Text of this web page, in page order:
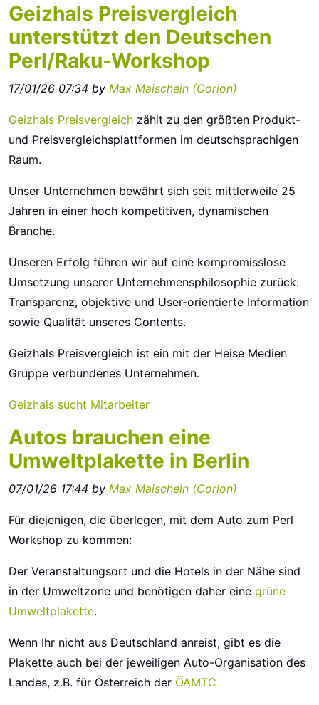
Geizhals Preisvergleich
unterstützt den Deutschen
Perl/Raku-Workshop
17/01/26 07:34 by Max Maischein (‎Corion‎)
Geizhals Preisvergleich zählt zu den größten Produkt-
und Preisvergleichsplattformen im deutschsprachigen
Raum.
Unser Unternehmen bewährt sich seit mittlerweile 25
Jahren in einer hoch kompetitiven, dynamischen
Branche.
Unseren Erfolg führen wir auf eine kompromisslose
Umsetzung unserer Unternehmensphilosophie zurück:
Transparenz, objektive und User-orientierte Information
sowie Qualität unseres Contents.
Geizhals Preisvergleich ist ein mit der Heise Medien
Gruppe verbundenes Unternehmen.
Geizhals sucht Mitarbeiter
Autos brauchen eine
Umweltplakette in Berlin
07/01/26 17:44 by Max Maischein (‎Corion‎)
Für diejenigen, die überlegen, mit dem Auto zum Perl
Workshop zu kommen:
Der Veranstaltungsort und die Hotels in der Nähe sind
in der Umweltzone und benötigen daher eine grüne
Umweltplakette.
Wenn Ihr nicht aus Deutschland anreist, gibt es die
Plakette auch bei der jeweiligen Auto-Organisation des
Landes, z.B. für Österreich der ÖAMTC